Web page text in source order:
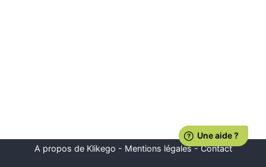
A propos de Klikego - Mentions légales-Contact